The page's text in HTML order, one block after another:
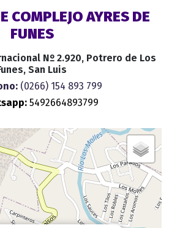
COMPLEJO AYRES DE
FUNES
Nº 2.920, Potrero de Los
San Luis
(0266) 154 893 799
5492664893799